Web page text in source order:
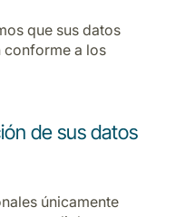
que sus datos
conforme a los
de sus datos
únicamente